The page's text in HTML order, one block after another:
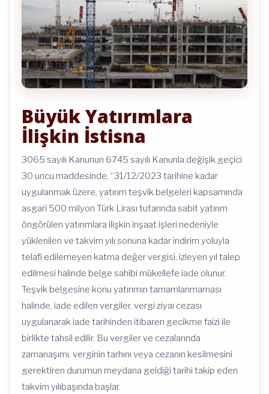
Büyük Yatırımlara
İlişkin İstisna
3065 sayılı Kanunun 6745 sayılı Kanunla değişik geçici
30 uncu maddesinde, “31/12/2023 tarihine kadar
uygulanmak üzere, yatırım teşvik belgeleri kapsamında
asgari 500 milyon Türk Lirası tutarında sabit yatırım
öngörülen yatırımlara ilişkin inşaat işleri nedeniyle
yüklenilen ve takvim yılı sonuna kadar indirim yoluyla
telafi edilemeyen katma değer vergisi, izleyen yıl talep
edilmesi halinde belge sahibi mükellefe iade olunur.
Teşvik belgesine konu yatırımın tamamlanmaması
halinde, iade edilen vergiler, vergi ziyaı cezası
uygulanarak iade tarihinden itibaren gecikme faizi ile
birlikte tahsil edilir. Bu vergiler ve cezalarında
zamanaşımı, verginin tarhını veya cezanın kesilmesini
gerektiren durumun meydana geldiği tarihi takip eden
takvim yılıbaşında başlar.